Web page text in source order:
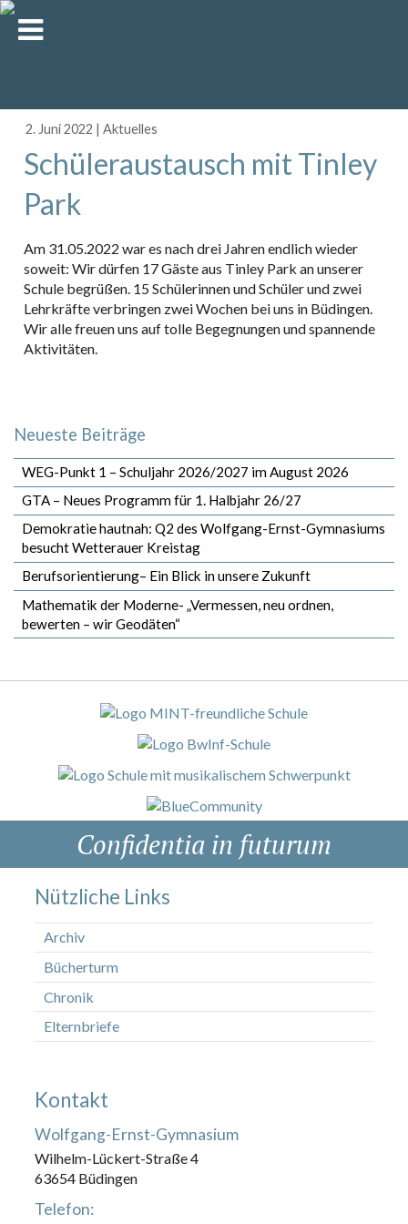
2. Juni 2022 |Aktuelles
Schüleraustausch mit Tinley
Park
Am 31.05.2022 war es nach drei Jahren endlich wieder
soweit: Wir dürfen 17 Gäste aus Tinley Park an unserer
Schule begrüßen. 15 Schülerinnen und Schüler und zwei
Lehrkräfte verbringen zwei Wochen bei uns in Büdingen.
Wir alle freuen uns auf tolle Begegnungen und spannende
Aktivitäten.
Neueste Beiträge
WEG-Punkt 1 – Schuljahr 2026/2027 im August 2026
GTA – Neues Programm für 1. Halbjahr 26/27
Demokratie hautnah: Q2 des Wolfgang-Ernst-Gymnasiums
besucht Wetterauer Kreistag
Berufsorientierung– Ein Blick in unsere Zukunft
Mathematik der Moderne- „Vermessen, neu ordnen,
bewerten – wir Geodäten“
Confidentia in futurum
Nützliche Links
Archiv
Bücherturm
Chronik
Elternbriefe
Kontakt
Wolfgang-Ernst-Gymnasium
Wilhelm-Lückert-Straße 4
63654 Büdingen
Telefon: